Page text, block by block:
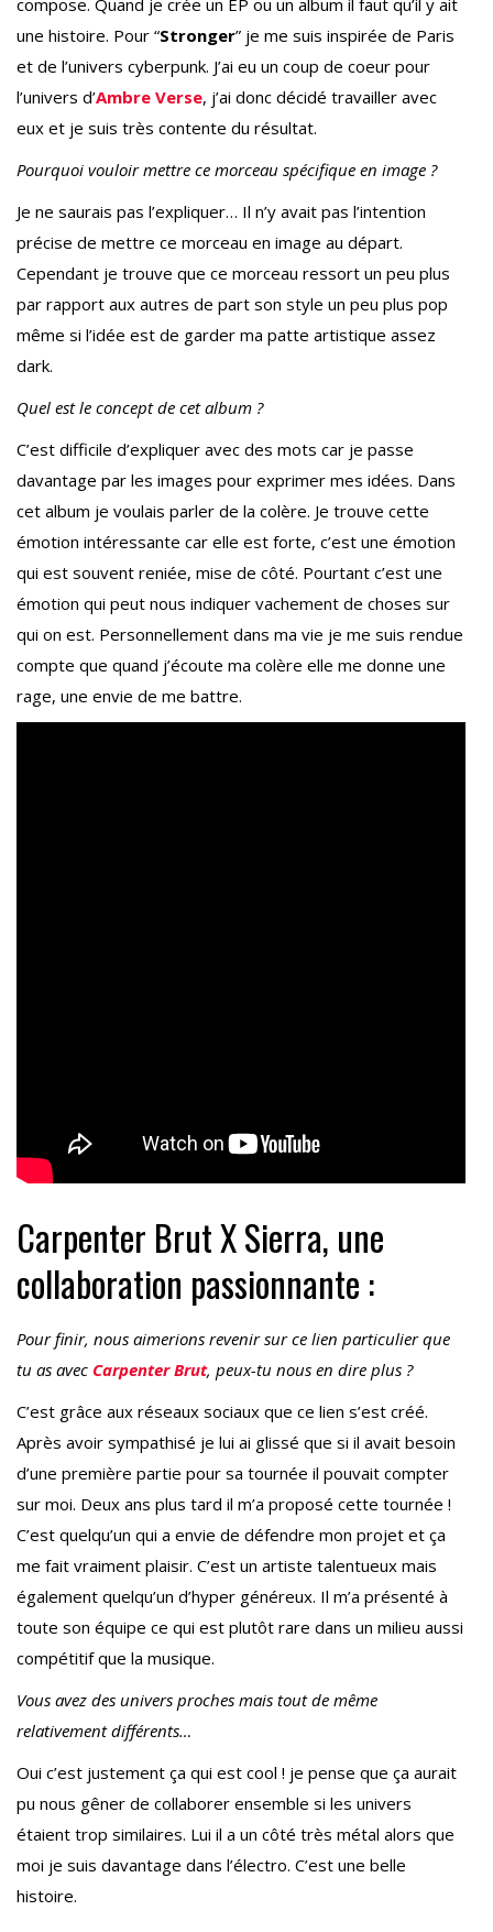
une histoire. Pour “Stronger” je me suis inspirée de Paris
et de l’univers cyberpunk. J’ai eu un coup de coeur pour
l’univers d’Ambre Verse, j’ai donc décidé travailler avec
eux et je suis très contente du résultat.
Pourquoi vouloir mettre ce morceau spécifique en image ?
Je ne saurais pas l’expliquer… Il n’y avait pas l’intention
précise de mettre ce morceau en image au départ.
Cependant je trouve que ce morceau ressort un peu plus
par rapport aux autres de part son style un peu plus pop
même si l’idée est de garder ma patte artistique assez
dark.
Quel est le concept de cet album ?
C’est difficile d’expliquer avec des mots car je passe
davantage par les images pour exprimer mes idées. Dans
cet album je voulais parler de la colère. Je trouve cette
émotion intéressante car elle est forte, c’est une émotion
qui est souvent reniée, mise de côté. Pourtant c’est une
émotion qui peut nous indiquer vachement de choses sur
qui on est. Personnellement dans ma vie je me suis rendue
compte que quand j’écoute ma colère elle me donne une
rage, une envie de me battre.
Carpenter Brut X Sierra, une
collaboration passionnante :
Pour finir, nous aimerions revenir sur ce lien particulier que
tu as avec Carpenter Brut, peux-tu nous en dire plus ?
C’est grâce aux réseaux sociaux que ce lien s’est créé.
Après avoir sympathisé je lui ai glissé que si il avait besoin
d’une première partie pour sa tournée il pouvait compter
sur moi. Deux ans plus tard il m’a proposé cette tournée !
C’est quelqu’un qui a envie de défendre mon projet et ça
me fait vraiment plaisir. C’est un artiste talentueux mais
également quelqu’un d’hyper généreux. Il m’a présenté à
toute son équipe ce qui est plutôt rare dans un milieu aussi
compétitif que la musique.
Vous avez des univers proches mais tout de même
relativement différents…
Oui c’est justement ça qui est cool ! je pense que ça aurait
pu nous gêner de collaborer ensemble si les univers
étaient trop similaires. Lui il a un côté très métal alors que
moi je suis davantage dans l’électro. C’est une belle
histoire.